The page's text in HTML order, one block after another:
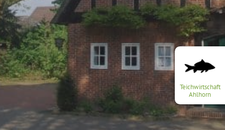
Teichwirtschaft
Ahlhorn